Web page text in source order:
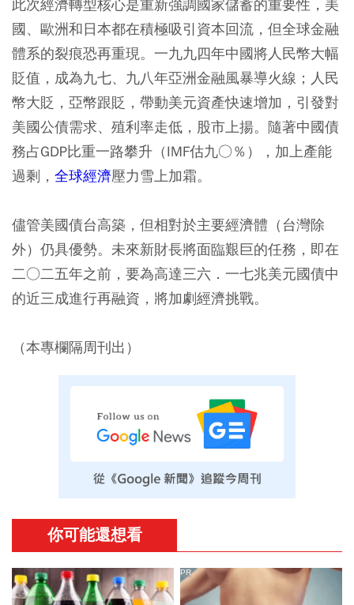
此次經濟轉型核心是重新強調國家儲蓄的重要性，美
國、歐洲和日本都在積極吸引資本回流，但全球金融
體系的裂痕恐再重現。一九九四年中國將人民幣大幅
貶值，成為九七、九八年亞洲金融風暴導火線；人民
幣大貶，亞幣跟貶，帶動美元資產快速增加，引發對
美國公債需求、殖利率走低，股市上揚。隨著中國債
務占GDP比重一路攀升（IMF估九○％），加上產能
過剩， 全球經濟壓力雪上加霜。
儘管美國債台高築，但相對於主要經濟體（台灣除
外）仍具優勢。未來新財長將面臨艱巨的任務，即在
二○二五年之前，要為高達三六．一七兆美元國債中
的近三成進行再融資，將加劇經濟挑戰。
（本專欄隔周刊出）